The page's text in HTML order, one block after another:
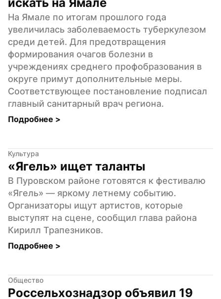
На Ямале по итогам прошлого года
увеличилась заболеваемость туберкулезом
среди детей. Для предотвращения
формирования очагов болезни в
учреждениях среднего профобразования в
округе примут дополнительные меры.
Соответствующее постановление подписал
главный санитарный врач региона.
Подробнее >
Культура
«Ягель» ищет таланты
В Пуровском районе готовятся к фестивалю
«Ягель» — яркому летнему событию.
Организаторы ищут артистов, которые
выступят на сцене, сообщил глава района
Кирилл Трапезников.
Подробнее >
Общество
Россельхознадзор объявил 19